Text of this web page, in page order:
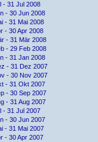
- 31 Jul 2008
- 30 Jun 2008
- 31 Mai 2008
- 30 Apr 2008
- 31 Mär 2008
- 29 Feb 2008
- 31 Jan 2008
- 31 Dez 2007
- 30 Nov 2007
- 31 Okt 2007
- 30 Sep 2007
- 31 Aug 2007
- 31 Jul 2007
- 30 Jun 2007
- 31 Mai 2007
- 30 Apr 2007